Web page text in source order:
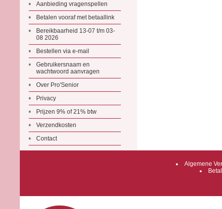
Aanbieding vragenspellen
Betalen vooraf met betaallink
Bereikbaarheid 13-07 t/m 03-
08 2026
Bestellen via e-mail
Gebruikersnaam en
wachtwoord aanvragen
Over Pro'Senior
Privacy
Prijzen 9% of 21% btw
Verzendkosten
Contact
Algemene